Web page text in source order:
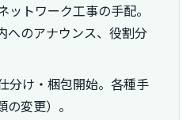
ットワーク工事の手配。
へのアナウンス、役割分
分け・梱包開始。各種手
変更）。